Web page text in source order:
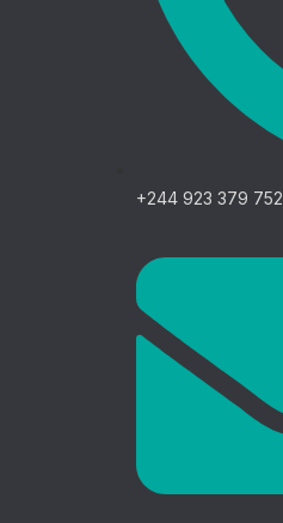
+244 923 379 752